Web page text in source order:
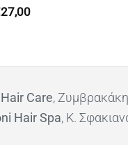
27,00
Care,
Hair Spa, Κ.